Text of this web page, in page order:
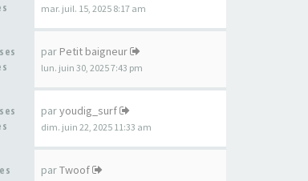
mar. juil. 15, 2025 8:17 am
par Petit baigneur
lun. juin 30, 2025 7:43 pm
paryoudig_surf
dim. juin 22, 2025 11:33 am
parTwoof